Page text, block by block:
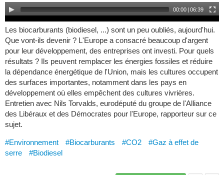
00:00 | 06:39
Les biocarburants (biodiesel, ...) sont un peu oubliés, aujourd'hui.
Que vont-ils devenir ? L'Europe a consacré beaucoup d'argent
pour leur développement, des entreprises ont investi. Pour quels
résultats ? Ils peuvent remplacer les énergies fossiles et réduire
la dépendance énergétique de l'Union, mais les cultures occupent
des surfaces importantes, notamment dans les pays en
développement où elles empêchent des cultures vivrières.
Entretien avec Nils Torvalds, eurodéputé du groupe de l'Alliance
des Libéraux et des Démocrates pour l'Europe, rapporteur sur ce
sujet.
#Environnement #Biocarburants #CO2
#Gaz à effet de
serre
#Biodiesel